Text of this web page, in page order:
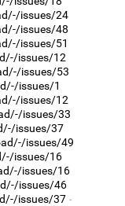
issues/24
issues/48
issues/51
issues/12
issues/53
issues/1
issues/12
issues/33
issues/37
issues/49
issues/16
issues/16
issues/46
issues/37